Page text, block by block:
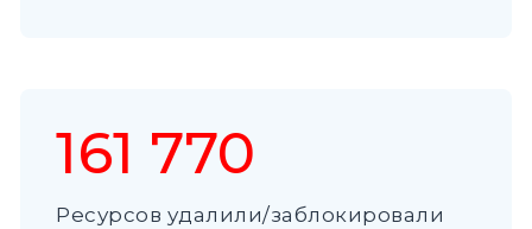
161 770
Ресурсов удалили/заблокировали